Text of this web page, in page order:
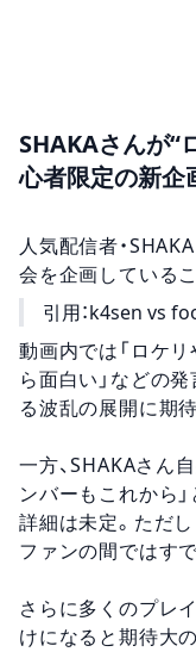
SHAKAさんが“
心者限定の新企
人気配信者・
会を企画している
引用：k4sen vs
動画内では「ロケ
ら面白い」などの
る波乱の展開に期
一方、SHAKAさん
ンバーもこれから
詳細は未定。ただし
ファンの間ではす
さらに多くのプレ
けになると期待大